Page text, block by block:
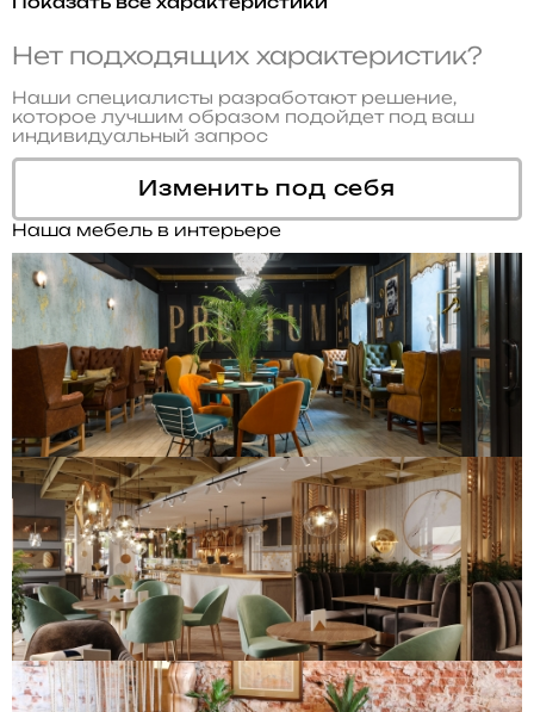
Нет подходящих характеристик?
Наши специалисты разработают решение,
которое лучшим образом подойдет под ваш
индивидуальный запрос
Изменить под себя
Наша мебель в интерьере